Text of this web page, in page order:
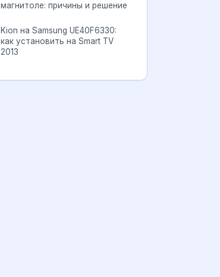
магнитоле: причины и решение
Kion на Samsung UE40F6330:
как установить на Smart TV
2013